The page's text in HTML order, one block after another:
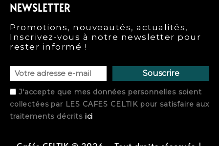
NEWSLETTER
Promotions, nouveautés, actualités,
Inscrivez-vous à notre newsletter pour
rester informé !
Souscrire
J'accepte que mes données personnelles soient
collectées par LES CAFES CELTIK pour satisfaire aux
traitements décrits ici